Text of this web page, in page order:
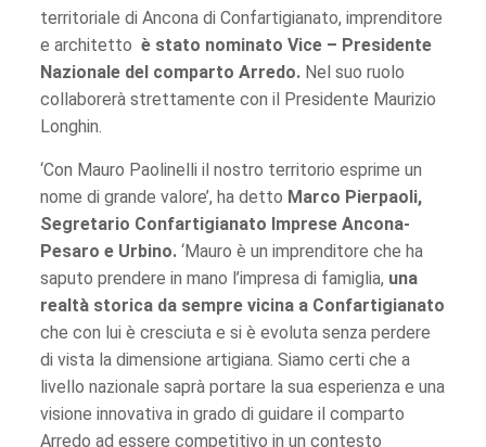
territoriale di Ancona di Confartigianato, imprenditore
e architetto è stato nominato Vice – Presidente
Nazionale del comparto Arredo. Nel suo ruolo
collaborerà strettamente con il Presidente Maurizio
Longhin.
‘Con Mauro Paolinelli il nostro territorio esprime un
nome di grande valore’, ha detto Marco Pierpaoli,
Segretario Confartigianato Imprese Ancona-
Pesaro e Urbino. ‘Mauro è un imprenditore che ha
saputo prendere in mano l’impresa di famiglia, una
realtà storica da sempre vicina a Confartigianato
che con lui è cresciuta e si è evoluta senza perdere
di vista la dimensione artigiana. Siamo certi che a
livello nazionale saprà portare la sua esperienza e una
visione innovativa in grado di guidare il comparto
Arredo ad essere competitivo in un contesto